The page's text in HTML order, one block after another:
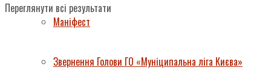
Переглянути всі результати
Маніфест
Звернення Голови ГО «Муніципальна ліга Києва»